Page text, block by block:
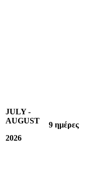
JULY -
AUGUST
2026
9 ημέρες